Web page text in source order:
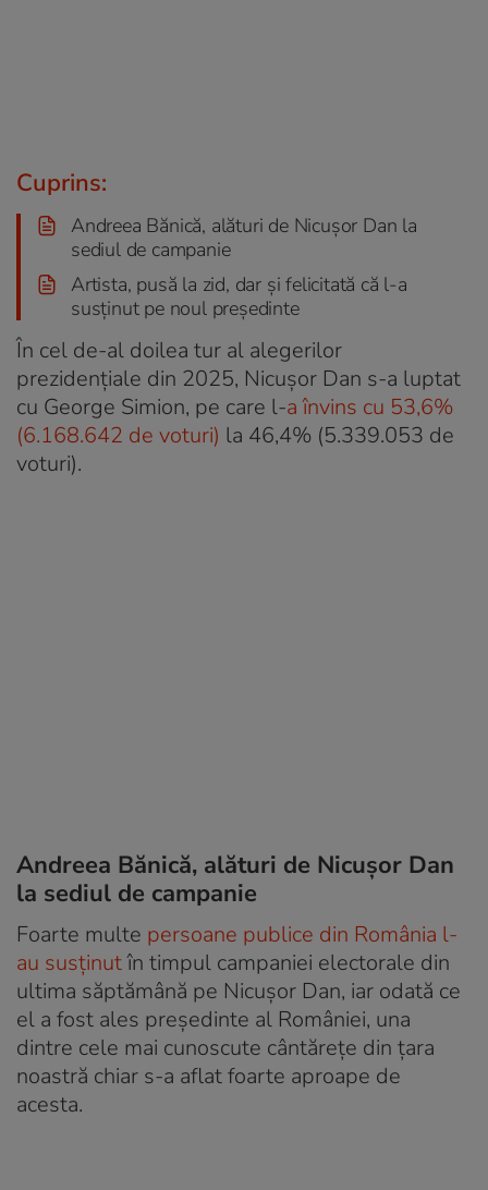
Cuprins:
Andreea Bănică, alături de Nicușor Dan la
sediul de campanie
Artista, pusă la zid, dar și felicitată că l-a
susținut pe noul președinte
În cel de-al doilea tur al alegerilor
prezidențiale din 2025, Nicușor Dan s-a luptat
cu George Simion, pe care l-a învins cu 53,6%
(6.168.642 de voturi) la 46,4% (5.339.053 de
voturi).
Andreea Bănică, alături de Nicușor Dan
la sediul de campanie
Foarte multe persoane publice din România l-
au susținutîn timpul campaniei electorale din
ultima săptămână pe Nicușor Dan, iar odată ce
el a fost ales președinte al României, una
dintre cele mai cunoscute cântărețe din țara
noastră chiar s-a aflat foarte aproape de
acesta.